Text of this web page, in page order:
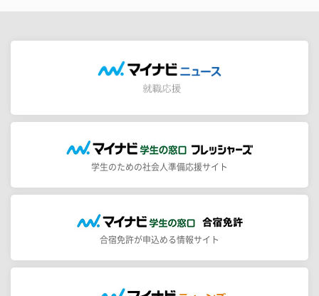
学生のための社会人準備応援サイト
合宿免許が申込める情報サイト